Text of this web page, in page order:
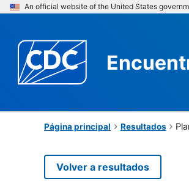
An official website of the United States
Página principal Resultados
Volver a resultados